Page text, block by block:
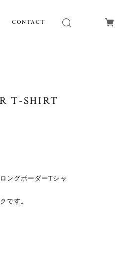
CONTACT
T-SHIRT
ングボーダーTシャ
です。